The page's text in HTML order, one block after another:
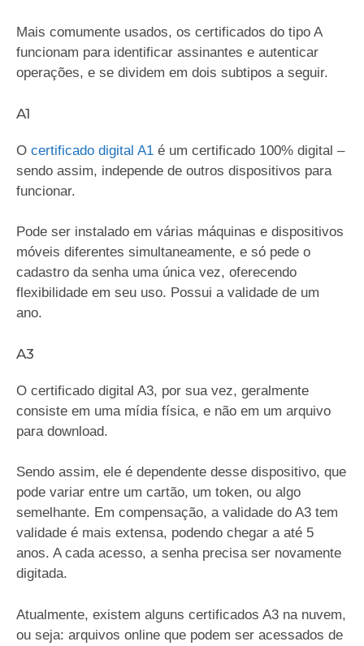
Mais comumente usados, os certificados do tipo A
funcionam para identificar assinantes e autenticar
operações, e se dividem em dois subtipos a seguir.
A1
O certificado digital A1 é um certificado 100% digital –
sendo assim, independe de outros dispositivos para
funcionar.
Pode ser instalado em várias máquinas e dispositivos
móveis diferentes simultaneamente, e só pede o
cadastro da senha uma única vez, oferecendo
flexibilidade em seu uso. Possui a validade de um
ano.
A3
O certificado digital A3, por sua vez, geralmente
consiste em uma mídia física, e não em um arquivo
para download.
Sendo assim, ele é dependente desse dispositivo, que
pode variar entre um cartão, um token, ou algo
semelhante. Em compensação, a validade do A3 tem
validade é mais extensa, podendo chegar a até 5
anos. A cada acesso, a senha precisa ser novamente
digitada.
Atualmente, existem alguns certificados A3 na nuvem,
ou seja: arquivos online que podem ser acessados de